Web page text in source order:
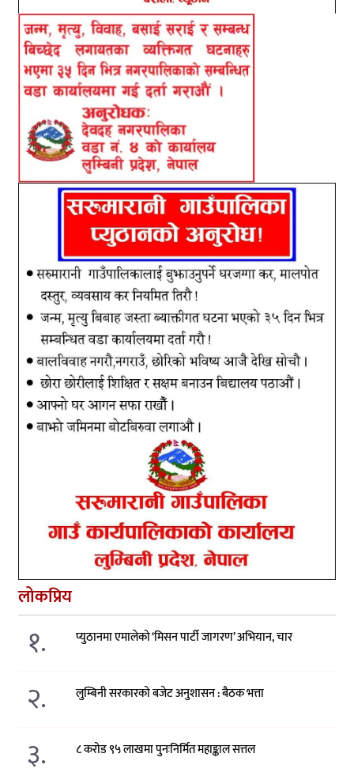
लोकप्रिय
१. प्युठानमा एमालेको ‘मिसन पार्टी जागरण’ अभियान, चार
२. लुम्बिनी सरकारको बजेट अनुशासन : बैठक भत्ता
३. ८ करोड ९५ लाखमा पुनःनिर्मित महाङ्काल सत्तल